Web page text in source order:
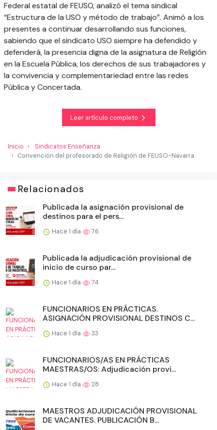
Federal estatal de FEUSO, analizó el tema sindical
“Estructura de la USO y método de trabajo”. Animó a los
presentes a continuar desarrollando sus funciones,
sabiendo que el sindicato USO siempre ha defendido y
defenderá, la presencia digna de la asignatura de Religión
en la Escuela Pública, los derechos de sus trabajadores y
la convivencia y complementariedad entre las redes
Pública y Concertada.
Leer artículo completo
Inicio
Sindicatos Enseñanza
Convención del profesorado de Religión de FEUSO-Navarra
Relacionados
Publicada la asignación provisional de
destinos para el pers...
Hace 1 día 76
Publicada la adjudicación provisional de
inicio de curso par...
Hace 1 día 74
FUNCIONARIOS EN PRÁCTICAS.
ASIGNACIÓN PROVISIONAL DESTINOS C...
Hace 1 día 33
FUNCIONARIOS/AS EN PRÁCTICAS
MAESTRAS/OS: Adjudicación provi...
Hace 1 día 28
MAESTROS ADJUDICACIÓN PROVISIONAL
DE VACANTES. PUBLICACIÓN B...